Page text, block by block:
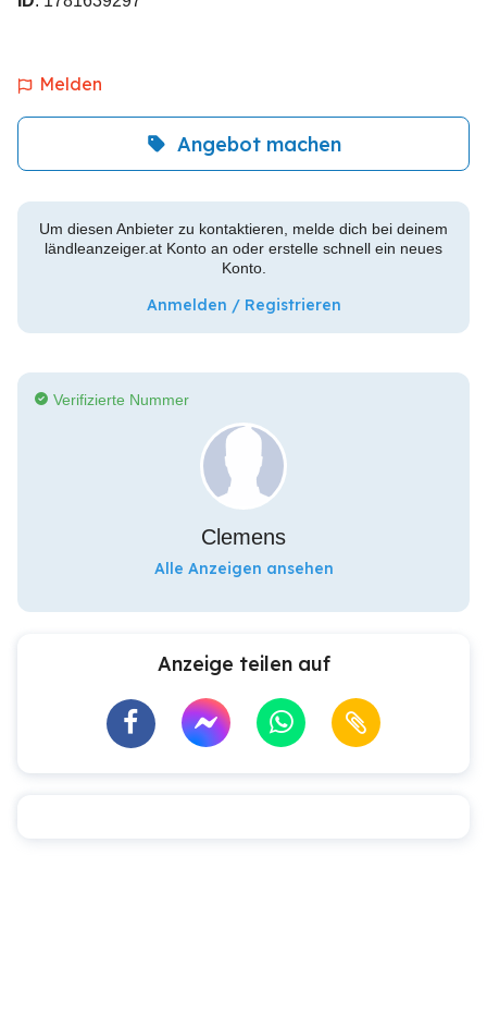
Melden
Angebot machen
Um diesen Anbieter zu kontaktieren, melde dich bei deinem
ländleanzeiger.at Konto an oder erstelle schnell ein neues
Konto.
Anmelden / Registrieren
Verifizierte Nummer
Clemens
Alle Anzeigen ansehen
Anzeige teilen auf